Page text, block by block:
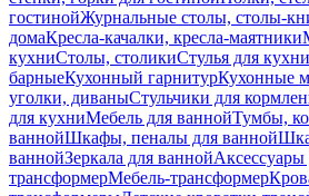
гостинойЖурнальные столы, столы-
домаКресла-качалки, кресла-маятники
кухниСтолы, столикиСтулья для кухни
барныеКухонный гарнитурКухонные
уголки, диваныСтульчики для
для кухниМебель для ваннойТумбы,
ваннойШкафы, пеналы для ванной
ваннойЗеркала для ваннойАксессуары
трансформерМебель-трансформер